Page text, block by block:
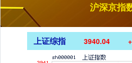
沪深京指
上证综指 3940.04